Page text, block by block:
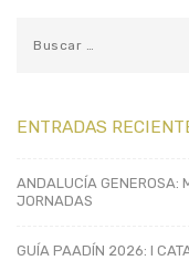
ENTRADAS
ANDALUCÍA GENEROSA:
JORNADAS
GUÍA PAADÍN 2026: I